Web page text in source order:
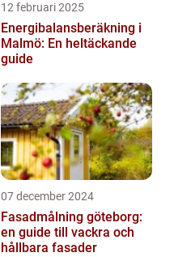
12 februari 2025
Energibalansberäkning i
Malmö: En heltäckande
guide
07 december 2024
Fasadmålning göteborg:
en guide till vackra och
hållbara fasader